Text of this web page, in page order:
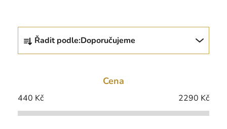
Ř
z
í
p
Řadit podle:Doporučujeme
Cena
440 Kč 2290 Kč